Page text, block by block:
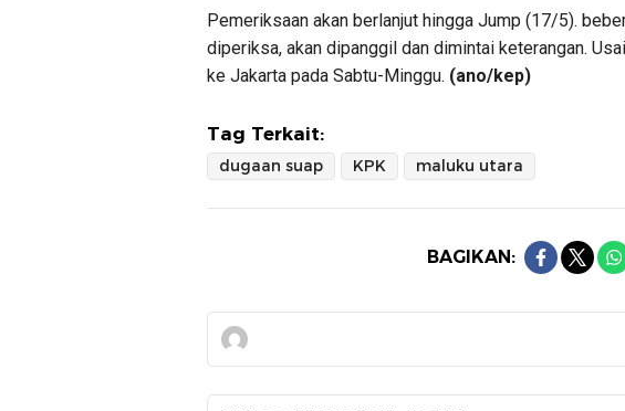
Pemeriksaan akan berlanjut hingga Jump (17/5).
diperiksa, akan dipanggil dan dimintai keterangan.
ke Jakarta pada Sabtu-Minggu. (ano/kep)
Tag Terkait:
dugaan suap KPK maluku utara
BAGIKAN: